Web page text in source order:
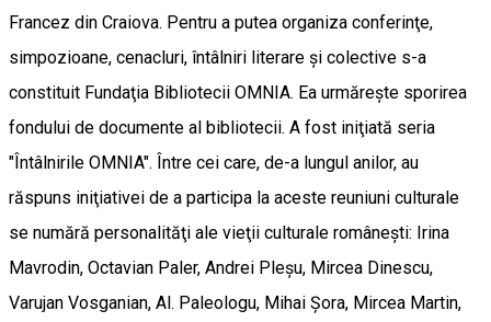
Francez din Craiova. Pentru a putea organiza conferinţe,
simpozioane, cenacluri, întâlniri literare şi colective s-a
constituit Fundaţia Bibliotecii OMNIA. Ea urmăreşte sporirea
fondului de documente al bibliotecii. A fost iniţiată seria
"Întâlnirile OMNIA". Între cei care, de-a lungul anilor, au
răspuns iniţiativei de a participa la aceste reuniuni culturale
se numără personalităţi ale vieţii culturale româneşti: Irina
Mavrodin, Octavian Paler, Andrei Pleşu, Mircea Dinescu,
Varujan Vosganian, Al. Paleologu, Mihai Şora, Mircea Martin,